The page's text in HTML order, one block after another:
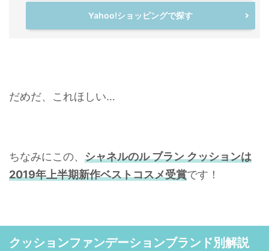
Yahoo!ショッピングで探す
だめだ、これほしい…
ちなみにこの、 シャネルのル ブラン クッションは
2019年上半期新作ベストコスメ受賞です！
クッションファンデーションブランド別解説